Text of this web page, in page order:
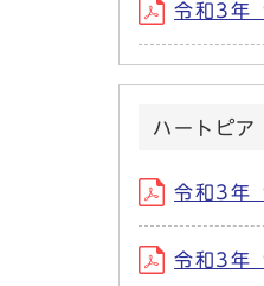
令和3年
ハートピア
令和3年
令和3年